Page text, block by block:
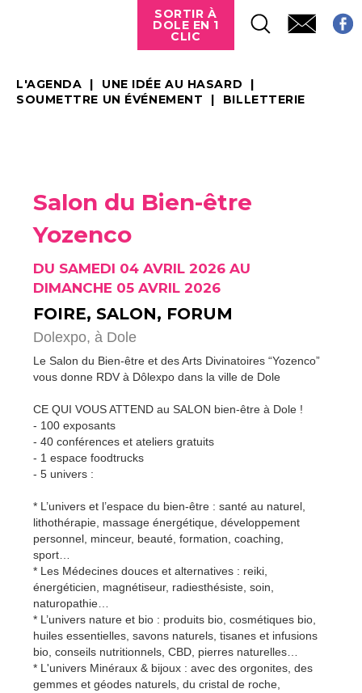
SORTIR À
DOLE EN 1
CLIC
L'AGENDA
UNE IDÉE AU HASARD
SOUMETTRE UN ÉVÉNEMENT
BILLETTERIE
Salon du Bien-être
Yozenco
DU SAMEDI 04 AVRIL 2026 AU
DIMANCHE 05 AVRIL 2026
FOIRE, SALON, FORUM
Dolexpo, à Dole
Le Salon du Bien-être et des Arts Divinatoires “Yozenco”
vous donne RDV à Dôlexpo dans la ville de Dole
CE QUI VOUS ATTEND au SALON bien-être à Dole !
- 100 exposants
- 40 conférences et ateliers gratuits
- 1 espace foodtrucks
- 5 univers :
* L’univers et l’espace du bien-être : santé au naturel,
lithothérapie, massage énergétique, développement
personnel, minceur, beauté, formation, coaching,
sport…
* Les Médecines douces et alternatives : reiki,
énergéticien, magnétiseur, radiesthésiste, soin,
naturopathie…
* L’univers nature et bio : produits bio, cosmétiques bio,
huiles essentielles, savons naturels, tisanes et infusions
bio, conseils nutritionnels, CBD, pierres naturelles…
* L'univers Minéraux & bijoux : avec des orgonites, des
gemmes et géodes naturels, du cristal de roche,